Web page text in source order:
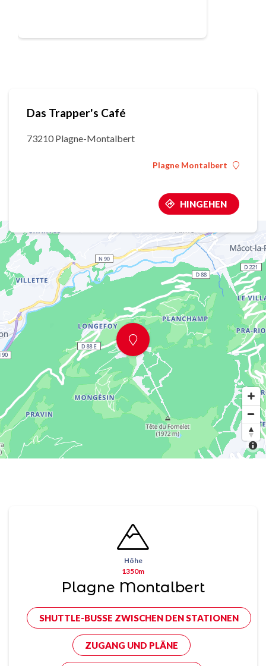
Das Trapper's Café
73210 Plagne-Montalbert
Plagne Montalbert
HINGEHEN
Höhe
1350m
Plagne Montalbert
SHUTTLE-BUSSE ZWISCHEN DEN STATIONEN
ZUGANG UND PLÄNE